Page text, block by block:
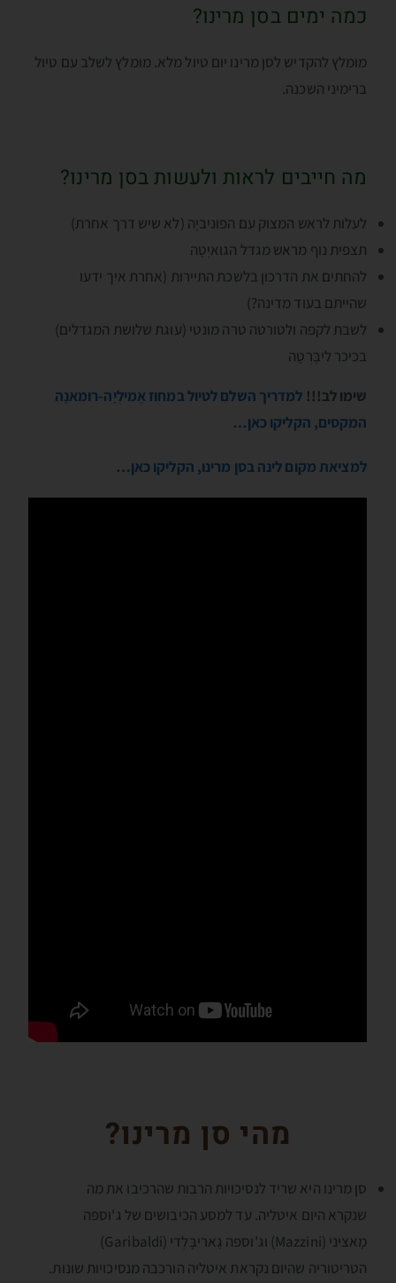
כמה ימים בסן מרינו?
מומלץ להקדיש לסן מרינו יום טיול מלא. מומלץ לשלב עם טיול
ברימיני השכנה.
מה חייבים לראות ולעשות בסן מרינו?
לעלות לראש המצוק עם הפוּניביָה (לא שיש דרך אחרת)
תצפית נוף מראש מגדל הגואיְטָה
להחתים את הדרכון בלשכת התיירות (אחרת איך ידעו
שהייתם בעוד מדינה?)
לשבת לקפה ולטורטה טרה מונטי (עוגת שלושת המגדלים)
בכיכר ליבֶּרְטָה
שימו לב!!! למדריך השלם לטיול במחוז אֶמילְיָה-רומאנָה
המקסים, הקליקו כאן…
למציאת מקום לינה בסן מרינו, הקליקו כאן…
מהי סן מרינו?
סן מרינו היא שריד לנסיכויות הרבות שהרכיבו את מה
שנקרא היום איטליה. עד למסע הכיבושים של ג'וספּה
מָאציני (Mazzini) וג'וספּה גָאריבָּלְדי (Garibaldi)
הטריטוריה שהיום נקראת איטליה הורכבה מנסיכויות שונות.